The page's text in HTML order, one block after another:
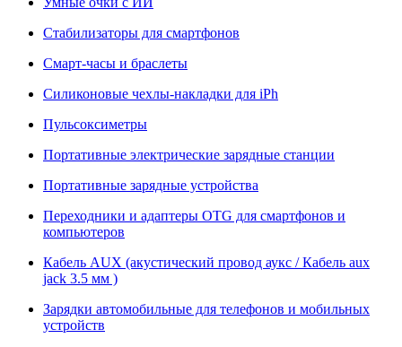
Стабилизаторы для смартфонов
Смарт-часы и браслеты
Силиконовые чехлы-накладки для iPh
Пульсоксиметры
Портативные электрические зарядные станции
Портативные зарядные устройства
Переходники и адаптеры OTG для смартфонов и
компьютеров
Кабель AUX (акустический провод аукс / Кабель aux
jack 3.5 мм )
Зарядки автомобильные для телефонов и мобильных
устройств